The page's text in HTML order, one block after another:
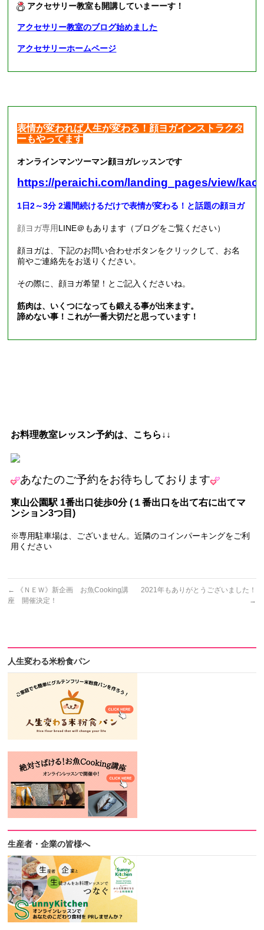
アクセサリー教室も開講していまーーす！
アクセサリー教室のブログ始めました
アクセサリーホームページ
表情が変われば人生が変わる！顔ヨガインストラクタ
ーもやってます
オンラインマンツーマン顔ヨガレッスンです
https://peraichi.com/landing_pages/view/
1日2～3分 2週間続けるだけで表情が変わる！と話題の顔ヨガ
顔ヨガ専用LINE＠もあります（ブログをご覧ください）
顔ヨガは、下記のお問い合わせボタンをクリックして、お名
前やご連絡先をお送りください。
その際に、顔ヨガ希望！とご記入くださいね。
筋肉は、いくつになっても鍛える事が出来ます。
諦めない事！これが一番大切だと思っています！
お料理教室レッスン予約は、こちら↓↓
あなたのご予約をお待ちしております
東山公園駅 1番出口徒歩0分 ( １番出口を出て右に出てマ
ンション3つ目)
※専用駐車場は、ございません。近隣のコインパーキングをご利
用ください
←
《ＮＥＷ》新企画 お魚Cooking講
座 開催決定！
2021年もありがとうございました！
→
人生変わる米粉食パン
生産者・企業の皆様へ